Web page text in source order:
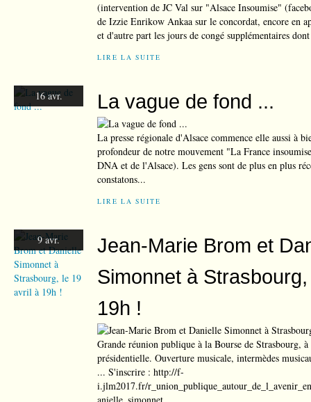
(intervention de JC Val sur "Alsace Insoumise"
de Izzie Enrikow Ankaa sur le concordat, encore en
et d'autre part les jours de congé supplémentaires
LIRE LA SUITE
16 avr. La vague de fond ...
La presse régionale d'Alsace commence elle aussi à
profondeur de notre mouvement "La France
DNA et de l'Alsace). Les gens sont de plus en plus
constatons...
LIRE LA SUITE
9 avr.
Jean-Marie Brom et
Simonnet à
19h !
Grande réunion publique à la Bourse de Strasbourg,
présidentielle. Ouverture musicale, intermèdes
... S'inscrire : http://f-
i.jlm2017.fr/